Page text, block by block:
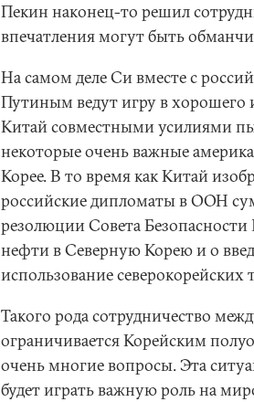
Пекин наконец-то решил
впечатления могут быть
На самом деле Си вместе с
Путиным ведут игру в хорошего
Китай совместными усилиями
некоторые очень важные
Корее. В то время как Китай
российские дипломаты в ООН
резолюции Совета
нефти в Северную Корею и о
использование северокорейских
Такого рода сотрудничество
ограничивается Корейским
очень многие вопросы. Эта
будет играть важную роль на